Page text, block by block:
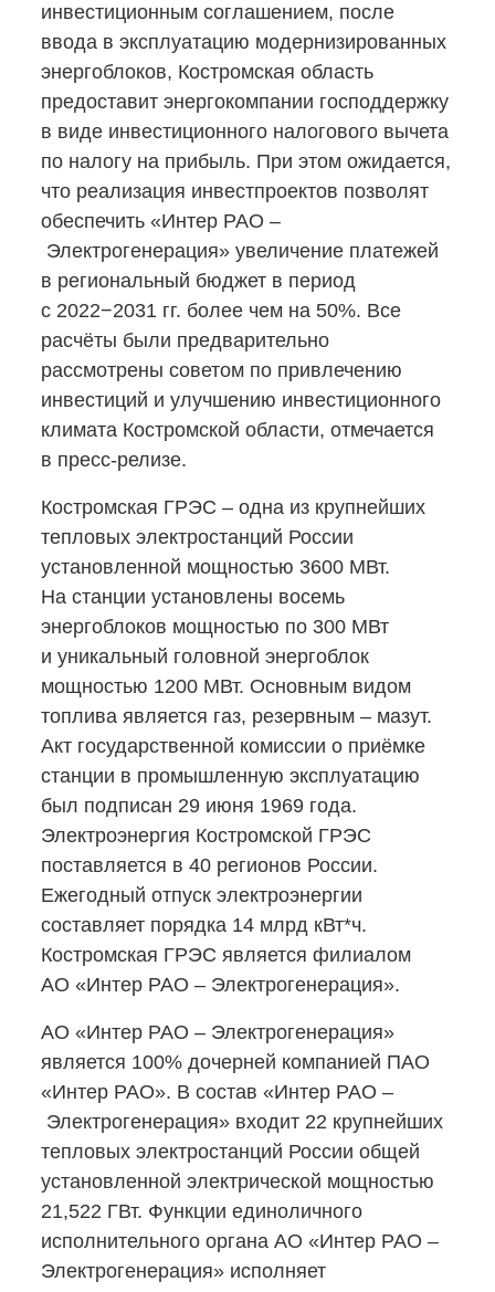
инвестиционным соглашением, после
ввода в эксплуатацию модернизированных
энергоблоков, Костромская область
предоставит энергокомпании господдержку
в виде инвестиционного налогового вычета
по налогу на прибыль. При этом ожидается,
что реализация инвестпроектов позволят
обеспечить «Интер РАО –
Электрогенерация» увеличение платежей
в региональный бюджет в период
с 2022−2031 гг. более чем на 50%. Все
расчёты были предварительно
рассмотрены советом по привлечению
инвестиций и улучшению инвестиционного
климата Костромской области, отмечается
в пресс-релизе.
Костромская ГРЭС – одна из крупнейших
тепловых электростанций России
установленной мощностью 3600 МВт.
На станции установлены восемь
энергоблоков мощностью по 300 МВт
и уникальный головной энергоблок
мощностью 1200 МВт. Основным видом
топлива является газ, резервным – мазут.
Акт государственной комиссии о приёмке
станции в промышленную эксплуатацию
был подписан 29 июня 1969 года.
Электроэнергия Костромской ГРЭС
поставляется в 40 регионов России.
Ежегодный отпуск электроэнергии
составляет порядка 14 млрд кВт*ч.
Костромская ГРЭС является филиалом
АО «Интер РАО – Электрогенерация».
АО «Интер РАО – Электрогенерация»
является 100% дочерней компанией ПАО
«Интер РАО». В состав «Интер РАО –
Электрогенерация» входит 22 крупнейших
тепловых электростанций России общей
установленной электрической мощностью
21,522 ГВт. Функции единоличного
исполнительного органа АО «Интер РАО –
Электрогенерация» исполняет